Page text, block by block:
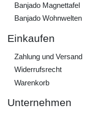
Banjado Magnettafel
Banjado Wohnwelten
Einkaufen
Zahlung und Versand
Widerrufs­recht
Warenkorb
Unternehmen